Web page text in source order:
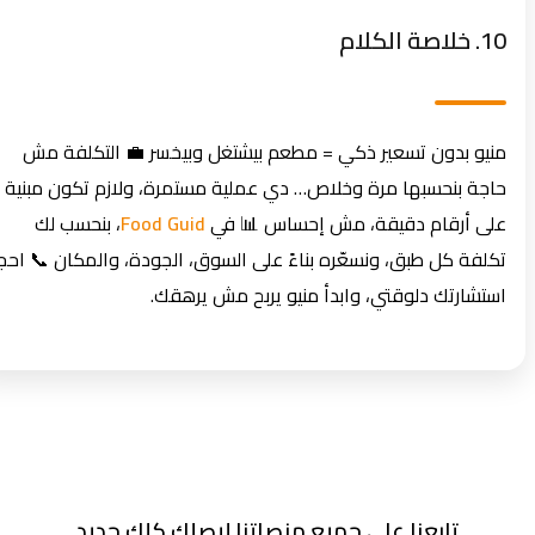
منيو بدون تسعير ذكي = مطعم بيشتغل وبيخسر 💼 التكلفة مش
حاجة بنحسبها مرة وخلاص… دي عملية مستمرة، ولازم تكون مبنية
على أرقام دقيقة، مش إحساس 📊 في Food Guid، بنحسب لك
تكلفة كل طبق، ونسعّره بناءً على السوق، الجودة، والمكان 📞 احجز
استشارتك دلوقتي، وابدأ منيو يربح مش يرهقك.